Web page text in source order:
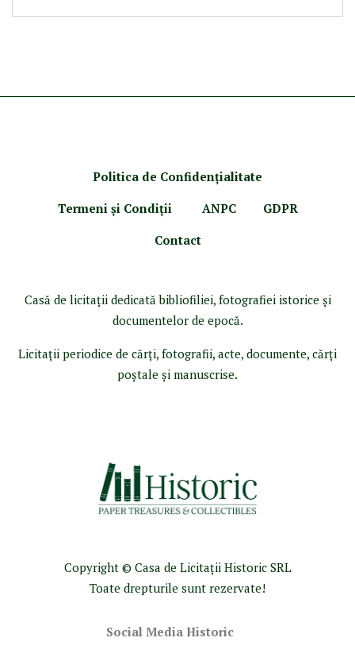
Politica de Confidenţialitate
Termeni şi Condiţii
ANPC
GDPR
Contact
Casă de licitaţii dedicată bibliofiliei, fotografiei istorice şi
documentelor de epocă.
Licitaţii periodice de cărţi, fotografii, acte, documente, cărţi
poştale şi manuscrise.
Copyright © Casa de Licitaţii Historic SRL
Toate drepturile sunt rezervate!
Social Media Historic